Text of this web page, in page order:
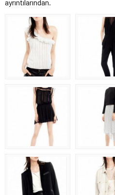
ayrıntılarından.